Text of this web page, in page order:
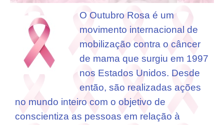
O Outubro Rosa é um
movimento internacional de
mobilização contra o câncer
de mama que surgiu em 1997
nos Estados Unidos. Desde
então, são realizadas ações
no mundo inteiro com o objetivo de
conscientiza as pessoas em relação à